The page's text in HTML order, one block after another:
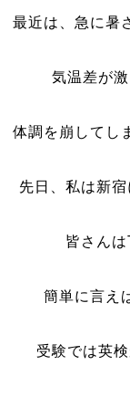
最近は、急に暑
気温差が
体調を崩してし
先日、私は新
皆さん
簡単に言え
受験では英